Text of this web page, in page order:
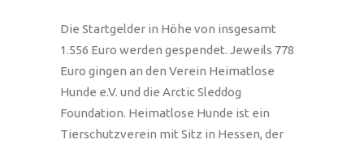
Die Startgelder in Höhe von insgesamt
1.556 Euro werden gespendet. Jeweils 778
Euro gingen an den Verein Heimatlose
Hunde e.V. und die Arctic Sleddog
Foundation. Heimatlose Hunde ist ein
Tierschutzverein mit Sitz in Hessen, der